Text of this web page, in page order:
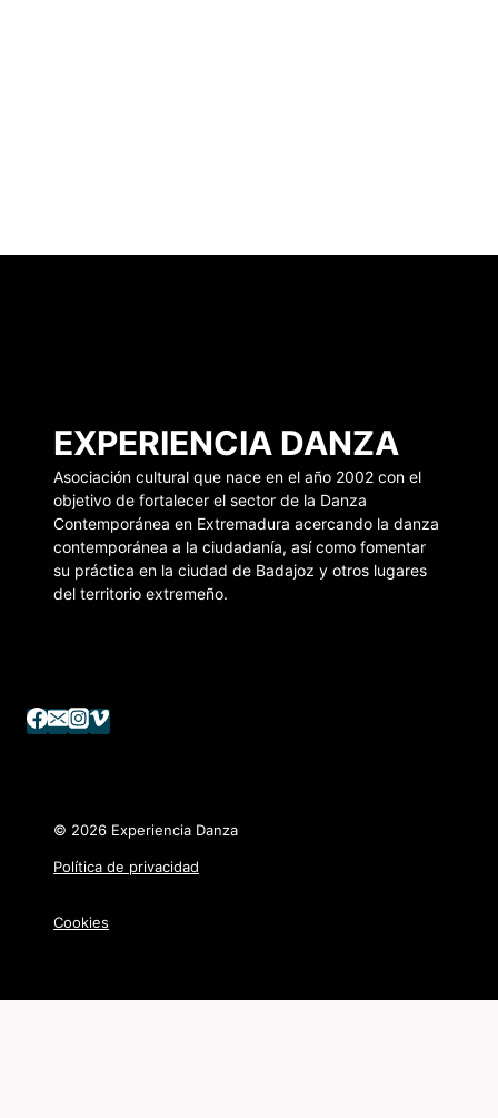
EXPERIENCIA DANZA
Asociación cultural que nace en el año 2002 con el
objetivo de fortalecer el sector de la Danza
Contemporánea en Extremadura acercando la danza
contemporánea a la ciudadanía, así como fomentar
su práctica en la ciudad de Badajoz y otros lugares
del territorio extremeño.
© 2026 Experiencia Danza
Política de privacidad
Cookies